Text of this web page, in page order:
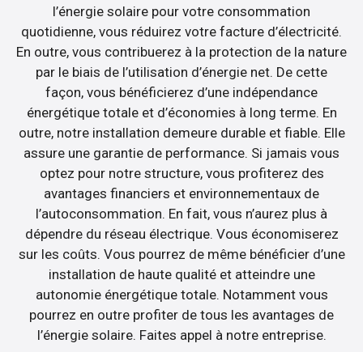
l’énergie solaire pour votre consommation
quotidienne, vous réduirez votre facture d’électricité.
En outre, vous contribuerez à la protection de la nature
par le biais de l’utilisation d’énergie net. De cette
façon, vous bénéficierez d’une indépendance
énergétique totale et d’économies à long terme. En
outre, notre installation demeure durable et fiable. Elle
assure une garantie de performance. Si jamais vous
optez pour notre structure, vous profiterez des
avantages financiers et environnementaux de
l’autoconsommation. En fait, vous n’aurez plus à
dépendre du réseau électrique. Vous économiserez
sur les coûts. Vous pourrez de même bénéficier d’une
installation de haute qualité et atteindre une
autonomie énergétique totale. Notamment vous
pourrez en outre profiter de tous les avantages de
l’énergie solaire. Faites appel à notre entreprise.